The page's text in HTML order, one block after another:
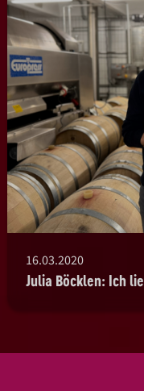
16.03.2020
Julia Böcklen: Ich